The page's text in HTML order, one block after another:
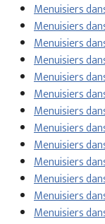
Menuisiers
Menuisiers
Menuisiers
Menuisiers
Menuisiers
Menuisiers
Menuisiers
Menuisiers
Menuisiers
Menuisiers
Menuisiers
Menuisiers
Menuisiers